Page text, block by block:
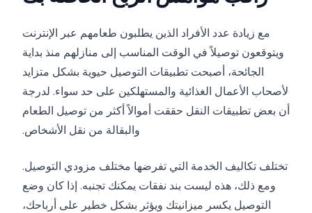
مع زيادة عدد الأفراد الذين يطلبون طعامهم عبر الإنترنت
ويتوقعون توصيلاً في الوقت المناسب إلى منازلهم منذ بداية
الجائحة، أصبحت تطبيقات التوصيل حيوية بشكل متزايد
لأصحاب الأعمال الغذائية والمستهلكين على حد سواء. لدرجة
أن بعض تطبيقات النقل حققت أموالاً أكثر من توصيل الطعام
والبقالة من نقل الأشخاص.
تختلف تكاليف الخدمة التي تفرضها مختلف مزودي التوصيل.
ومع ذلك، هذه ليست بند نفقات يمكنك تجنبه. إذا كان وضع
التوصيل يكسر ميزانيتك ويؤثر بشكل خطير على أرباحك،